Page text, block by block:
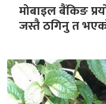
मोबाइल बैंकिङ
जस्तै ठगिनु त